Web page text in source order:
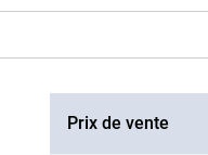
Prix de vente